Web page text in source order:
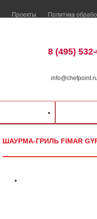
Проекты Политика
8 (495)
ШАУРМА-ГРИЛЬ FIMAR